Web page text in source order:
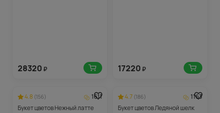
28320 ₽ 17220 ₽
4.8 (156)
1611
Букет цветов Нежный латте
4.7 (186)
1163
Букет цветов Ледяной шелк